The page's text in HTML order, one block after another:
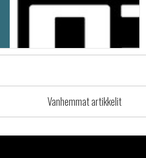
Vanhemmat artikkelit